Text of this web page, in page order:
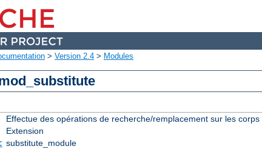
> Version 2.4 > Modules
Effectue des opérations de recherche/remplacement sur les
Extension
substitute_module